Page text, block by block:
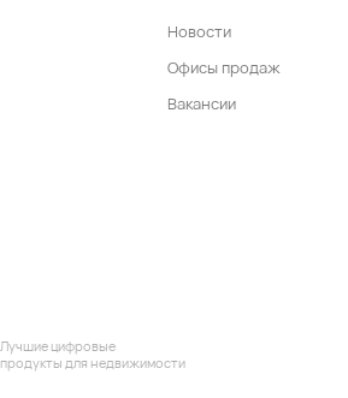
Новости
Офисы продаж
Вакансии
Лучшие цифровые
продукты для недвижимости